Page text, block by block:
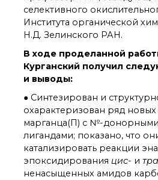
интеллект (ИИ)
в химии
Аддитивные
Электронная
микроскопия
ИОХ РАН
Мероприятия
Конференции
Журналы
Национальные
проекты России
селективного
Института органической
Н.Д. Зелинского РАН.
В ходе проделанной
Курганский получил
и выводы:
● Синтезирован и
охарактеризован ряд
марганца(П) с №-
лигандами; показано, что
катализировать реакции
эпоксидирования цис- и
ненасыщенных амидов